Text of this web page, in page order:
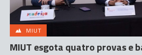
MIUT
MIUT esgota quatro provas e